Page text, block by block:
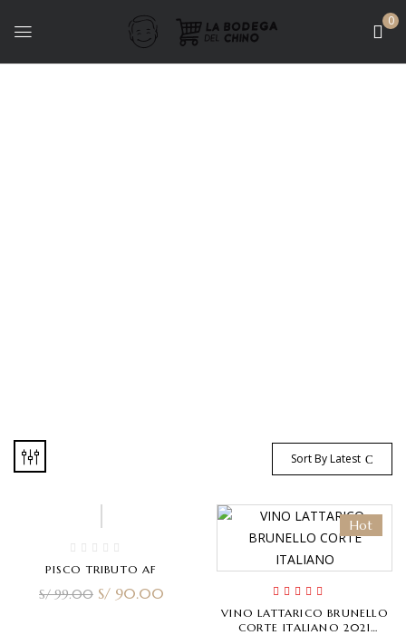
0
Sort By Latest
PISCO TRIBUTO AF
S/99.00 S/ 90.00
Hot
Rated5.00out
of 5
VINO LATTARICO BRUNELLO
CORTE ITALIANO 2021